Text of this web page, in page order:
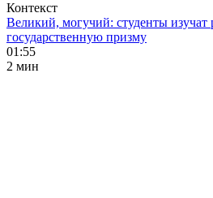
Контекст
Великий, могучий: студенты изучат
государственную призму
01:55
2 мин